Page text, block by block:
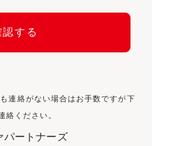
連絡がない場合はお手数ですが下
絡ください。
パートナーズ